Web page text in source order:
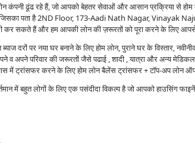
कंपनी ढूंढ रहे हैं, जो आपको बेहतर सेवाओं और आसान प्रक्रिया से
पता है 2ND Floor, 173-Aadi Nath Nagar, Vinayak
कर सकते हैं और हम आपकी लोन की ज़रूरतों को पूरा करने के लिए
दरों पर नया घर बनाने के लिए होम लोन, पुराने घर के विस्तार,
अपने परिवार की जरूरतों जैसे पढाई , शादी , यात्रा और अन्य मेडिकल
में ट्रांसफर करने के लिए होम लोन बैलेंस ट्रांसफर + टॉप-अप लोन
में बहुत लोगों के लिए एक पसंदीदा विकल्प है जो आपको हाउसिंग